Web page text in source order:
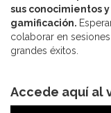
sus conocimientos
gamificación.
colaborar en
grandes éxitos.
Accede aquí al